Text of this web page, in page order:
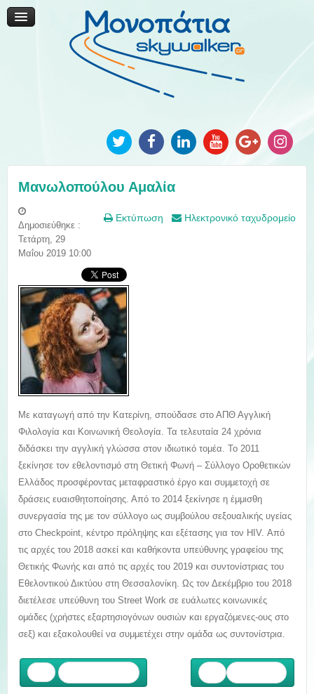
Μονοπάτια Καινοτομίας
Μονοπάτια Τοπικής Ανάπτυξης
Ανακοινώσεις
Φωτογραφίες
Μανωλοπούλου Αμαλία
Εκτύπωση Ηλεκτρονικό ταχυδρομείο
Δημοσιεύθηκε :
Τετάρτη, 29
Μαΐου 2019 10:00
Με καταγωγή από την Κατερίνη, σπούδασε στο ΑΠΘ Αγγλική
Φιλολογία και Κοινωνική Θεολογία. Τα τελευταία 24 χρόνια
διδάσκει την αγγλική γλώσσα στον ιδιωτικό τομέα. Το 2011
ξεκίνησε τον εθελοντισμό στη Θετική Φωνή – Σύλλογο Οροθετικών
Ελλάδος προσφέροντας μεταφραστικό έργο και συμμετοχή σε
δράσεις ευαισθητοποίησης. Από το 2014 ξεκίνησε η έμμισθη
συνεργασία της με τον σύλλογο ως συμβούλου σεξουαλικής υγείας
στο Checkpoint, κέντρο πρόληψης και εξέτασης για τον HIV. Από
τις αρχές του 2018 ασκεί και καθήκοντα υπεύθυνης γραφείου της
Θετικής Φωνής και από τις αρχές του 2019 και συντονίστριας του
Εθελοντικού Δικτύου στη Θεσσαλονίκη. Ως τον Δεκέμβριο του 2018
διετέλεσε υπεύθυνη του Street Work σε ευάλωτες κοινωνικές
ομάδες (χρήστες εξαρτησιογόνων ουσιών και εργαζόμενες-ους στο
σεξ) και εξακολουθεί να συμμετέχει στην ομάδα ως συντονίστρια.